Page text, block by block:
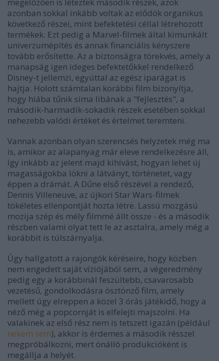
azonban sokkal inkább voltak az elődök organikus
következő részei, mint befektetési céllal létrehozott
termékek. Ezt pedig a Marvel-filmek által kimunkált
univerzumépítés és annak financiális kényszere
tovább erősítette. Az a biztonságra törekvés, amely a
manapság igen ideges befektetőkkel rendelkező
Disney-t jellemzi, egyúttal az egész iparágat is
hajtja. Holott számtalan korábbi film bizonyítja,
hogy hiába tűnik sima libának a "fejlesztés", a
második-harmadik-sokadik részek esetében sokkal
nehezebb valódi értéket és értelmet teremteni.
Vannak azonban olyan szerencsés helyzetek még ma
is, amikor az alapanyag már eleve rendelkezésre áll,
így inkább az jelent majd kihívást, hogyan lehet új
magasságokba lökni a látványt, történetet, vagy
éppen a drámát. A Dűne első részével a rendező,
Dennis Villeneuve, az újkori Star Wars-filmek
tökéletes ellenpontját hozta létre. Lassú mozgású
mozija szép és mély filmmé állt össze - és a második
részben valami olyat tett le az asztalra, amely még a
korábbit is túlszárnyalja.
Úgy hallgatott a rajongók kéréseire, hogy közben
nem engedett saját víziójából sem, a végeredmény
pedig egy a korábbinál feszültebb, csavarosabb
vezetésű, gondolkodásra ösztönző film, amely
mellett úgy elreppen a közel 3 órás játékidő, hogy a
néző még a popcornját is elfelejti majszolni. Ha
valakinek az első rész nem is tetszett igazán (például
nekem sem), akkor is érdemes a második résszel
megpróbálkozni, mert önálló produkcióként is
megállja a helyét.